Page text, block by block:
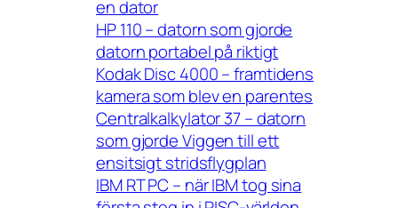
en dator
HP 110 – datorn som gjorde
datorn portabel på riktigt
Kodak Disc 4000 – framtidens
kamera som blev en parentes
Centralkalkylator 37 – datorn
som gjorde Viggen till ett
ensitsigt stridsflygplan
IBM RT PC – när IBM tog sina